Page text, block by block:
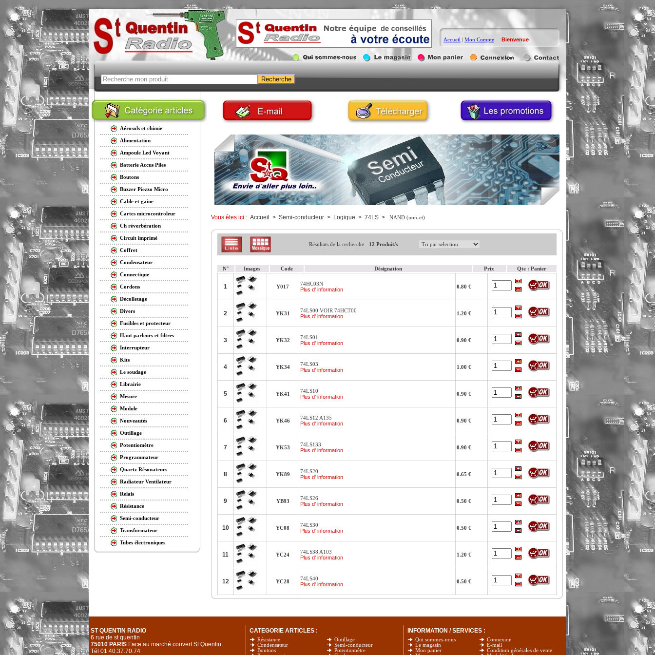
Accueil | Mon Compte Bienvenue
Aérosols et chimie
Alimentation
Ampoule Led Voyant
Batterie Accus Piles
Boutons
Buzzer Piezzo Micro
Cable et gaine
Cartes microcontroleur
Ch réverbération
Circuit imprimé
Coffret
Condensateur
Connectique
Cordons
Décolletage
Divers
Fusibles et protecteur
Haut parleurs et filtres
Interrupteur
Kits
Le soudage
Librairie
Mesure
Module
Nouveautés
Outillage
Potentiomètre
Programmateur
Quartz Résonateurs
Radiateur Ventilateur
Relais
Résistance
Semi-conducteur
Transformateur
Tubes électroniques
Vous êtes ici : Accueil > Semi-conducteur> Logique > 74LS> NAND (non-et)
Résultats de la recherche 12 Produit/s
N° Images Code Désignation Prix Qte : Panier
1 Y017
74HC03N
Plus d' information
0.80 €
2 YK31
74LS00 VOIR 74HCT00
Plus d' information
1.20 €
3 YK32
74LS01
Plus d' information
0.90 €
4 YK34
74LS03
Plus d' information
1.00 €
5 YK41
74LS10
Plus d' information
0.90 €
6 YK46
74LS12 A135
Plus d' information
0.90 €
7 YK53
74LS133
Plus d' information
0.90 €
8 YK89
74LS20
Plus d' information
0.65 €
9 YB93
74LS26
Plus d' information
0.50 €
10 YC08
74LS30
Plus d' information
0.50 €
11 YC24
74LS38 A103
Plus d' information
1.20 €
12 YC28
74LS40
Plus d' information
0.50 €
ST QUENTIN RADIO
6 rue de st quentin
75010 PARIS Face au marché couvert St Quentin.
Tél 01.40.37.70.74
CATEGORIE ARTICLES :
Résistance
Condensateur
Boutons
Outillage
Semi-conducteur
Potentiomètre
INFORMATION / SERVICES :
Qui sommes-nous
Le magasin
Mon panier
Connexion
E-mail
Condition générales de vente